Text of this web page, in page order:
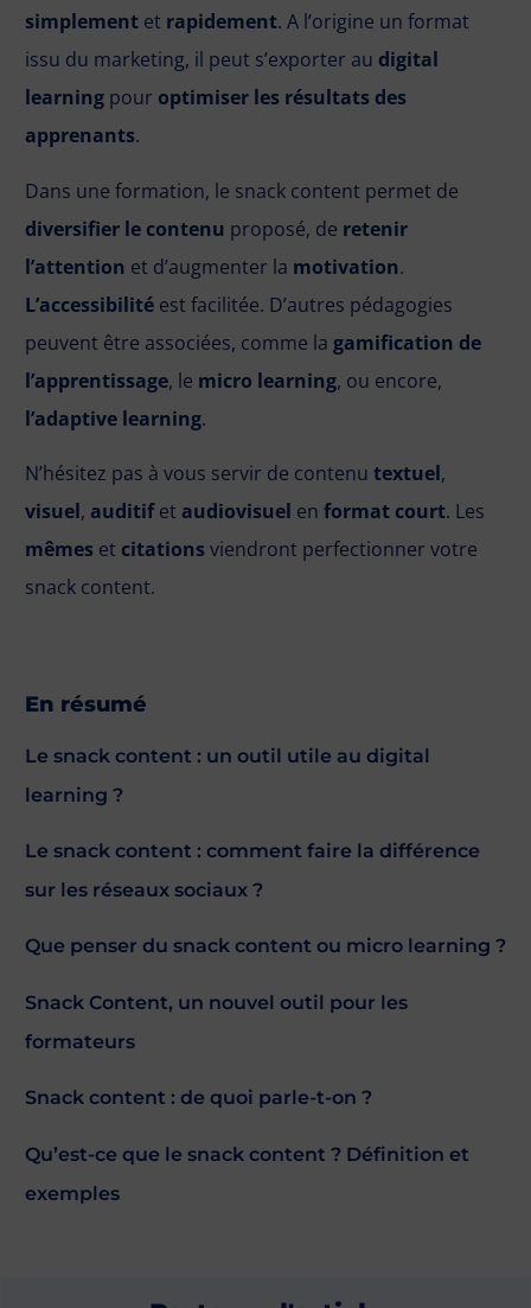
simplement et rapidement. A l’origine un format
issu du marketing, il peut s’exporter au digital
learning pour optimiser les résultats des
apprenants.
Dans une formation, le snack content permet de
diversifier le contenu proposé, de retenir
l’attention et d’augmenter la motivation.
L’accessibilité est facilitée. D’autres pédagogies
peuvent être associées, comme la gamification de
l’apprentissage, le micro learning, ou encore,
l’adaptive learning.
N’hésitez pas à vous servir de contenu textuel,
visuel, auditifet audiovisuel en format court. Les
mêmes et citations viendront perfectionner votre
snack content.
En résumé
Le snack content : un outil utile au digital
learning ?
Le snack content : comment faire la différence
sur les réseaux sociaux ?
Que penser du snack content ou micro learning ?
Snack Content, un nouvel outil pour les
formateurs
Snack content : de quoi parle-t-on ?
Qu’est-ce que le snack content ? Définition et
exemples